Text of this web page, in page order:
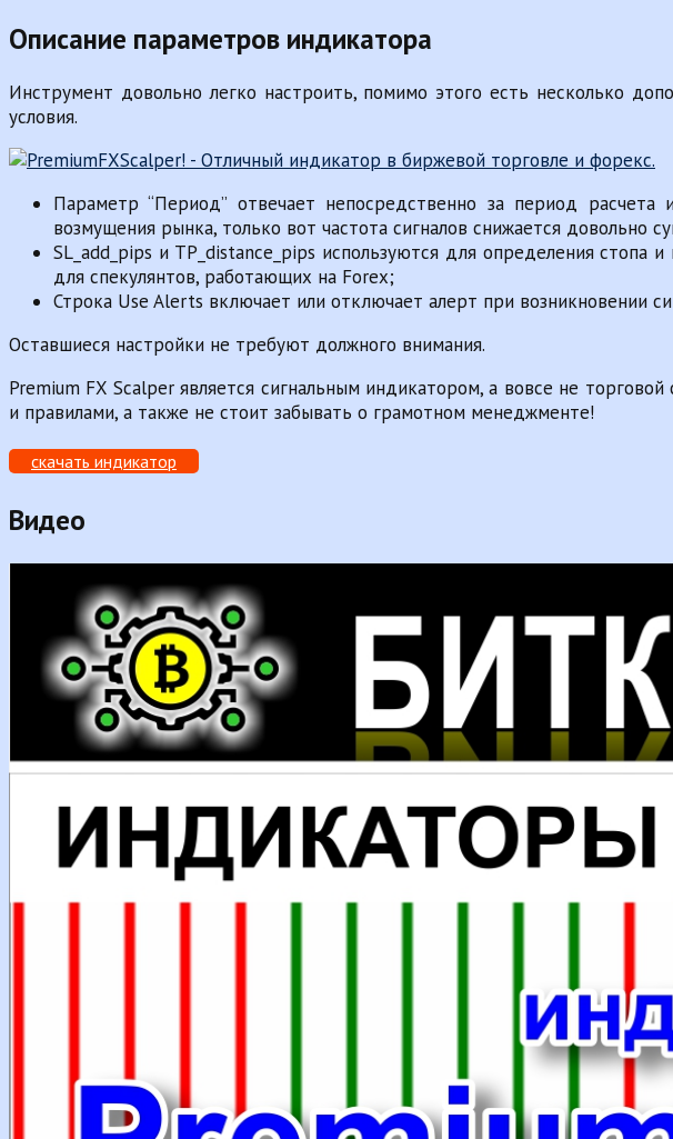
Описание параметров индикатора
Инструмент довольно легко настроить, помимо этого есть несколько
условия.
Параметр “Период” отвечает непосредственно за период
возмущения рынка, только вот частота сигналов снижается довольно
SL_add_pips и TP_distance_pips используются для определения
для спекулянтов, работающих на Forex;
Строка Use Alerts включает или отключает алерт при возникновении
Оставшиеся настройки не требуют должного внимания.
Premium FX Scalper является сигнальным индикатором, а вовсе не
и правилами, а также не стоит забывать о грамотном менеджменте!
скачать индикатор
Видео